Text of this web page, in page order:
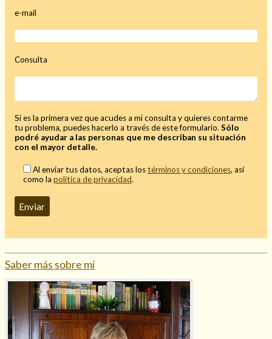
e-mail
Consulta
Si es la primera vez que acudes a mi consulta y quieres contarme
tu problema, puedes hacerlo a través de este formulario.Sólo
podré ayudar a las personas que me describan su situación
con el mayor detalle.
Al enviar tus datos, aceptas lostérminos y condiciones, así
como la política de privacidad.
Saber más sobre mí